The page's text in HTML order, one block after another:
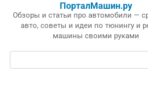
ПорталМашин.ру
Обзоры и статьи про автомобили —
авто, советы и идеи по тюнингу и
машины своими руками
Поиск: